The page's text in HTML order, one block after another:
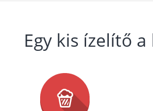
Egy kis ízelítő